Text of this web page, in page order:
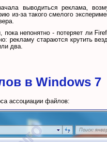
выводиться реклама,
из-за такого смелого
непонятно - потеряет ли
рекламу стараются крутить
два.
в Windows 7
ассоциации файлов: